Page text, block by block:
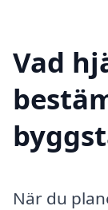
Vad
När du